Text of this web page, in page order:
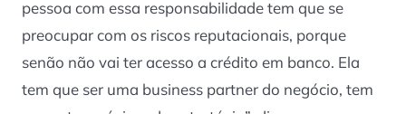
pessoa com essa responsabilidade tem que se
preocupar com os riscos reputacionais, porque
senão não vai ter acesso a crédito em banco. Ela
tem que ser uma business partner do negócio, tem